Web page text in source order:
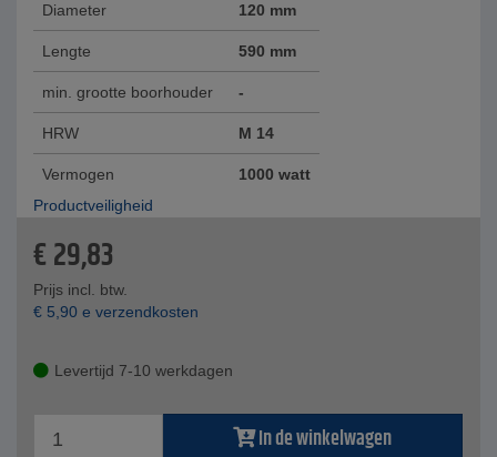
Diameter 120 mm
Lengte 590 mm
min. grootte boorhouder -
HRW M 14
Vermogen
1000 watt
Productveiligheid
€29,83
Prijs incl. btw.
€ 5,90 e verzendkosten
Levertijd 7-10 werkdagen
In de winkelwagen